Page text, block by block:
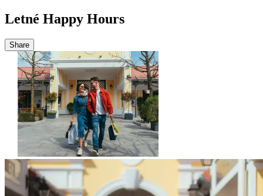
Letné Happy Hours
Share